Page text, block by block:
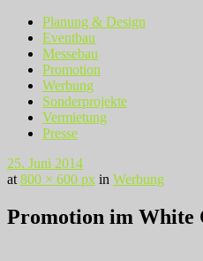
Planung & Design
Eventbau
Messebau
Promotion
Werbung
Sonderprojekte
Vermietung
Presse
25. Juni 2014
at 800 × 600 px in Werbung
Promotion im White